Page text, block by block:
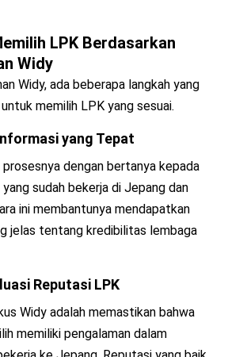
LPK Berdasarkan
Widy
Widy, ada beberapa langkah yang
memilih LPK yang sesuai.
yang Tepat
dengan bertanya kepada
sudah bekerja di Jepang dan
ini membantunya mendapatkan
jelas tentang kredibilitas lembaga
Reputasi LPK
Widy adalah memastikan bahwa
memiliki pengalaman dalam